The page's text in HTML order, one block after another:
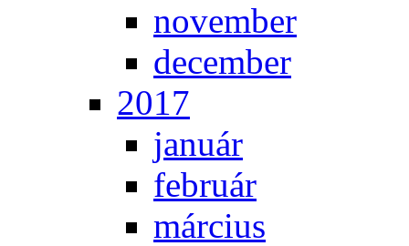
no­vem­ber
de­cem­ber
2017
ja­nu­ár
feb­ru­ár
már­ci­us